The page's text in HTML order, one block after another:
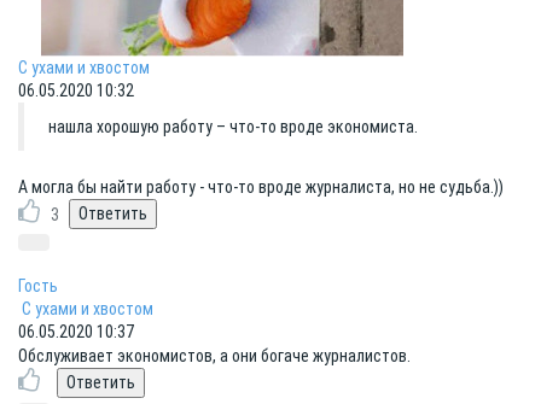
С ухами и хвостом
06.05.2020 10:32
нашла хорошую работу – что-то вроде экономиста.
А могла бы найти работу - что-то вроде журналиста, но не судьба.))
3
Гость
С ухами и хвостом
06.05.2020 10:37
Обслуживает экономистов, а они богаче журналистов.